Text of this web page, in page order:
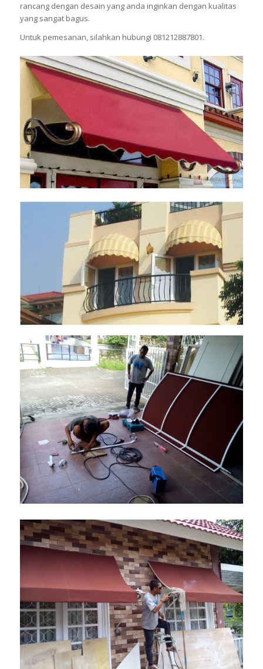
rancang dengan desain yang anda inginkan dengan kualitas
yang sangat bagus.
Untuk pemesanan, silahkan hubungi 081212887801.